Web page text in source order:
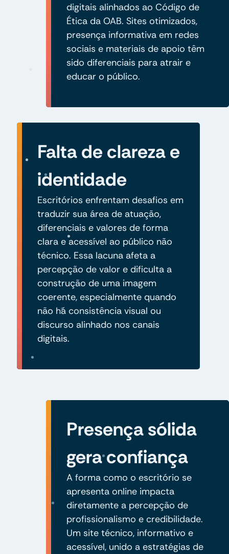
digitais alinhados ao Código de
Ética da OAB. Sites otimizados,
presença informativa em redes
sociais e materiais de apoio têm
sido diferenciais para atrair e
educar o público.
Falta de clareza e
identidade
Escritórios enfrentam desafios em
traduzir sua área de atuação,
diferenciais e valores de forma
clara e acessível ao público não
técnico. Essa lacuna afeta a
percepção de valor e dificulta a
construção de uma imagem
coerente, especialmente quando
não há consistência visual ou
discurso alinhado nos canais
digitais.
Presença sólida
gera confiança
A forma como o escritório se
apresenta online impacta
diretamente a percepção de
profissionalismo e credibilidade.
Um site técnico, informativo e
acessível, unido a estratégias de